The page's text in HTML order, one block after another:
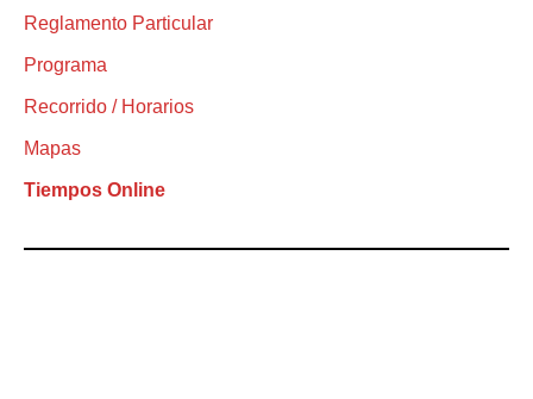
Reglamento Particular
Programa
Recorrido / Horarios
Mapas
Tiempos Online